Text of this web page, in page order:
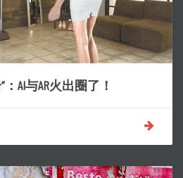
AI与AR火出圈了！